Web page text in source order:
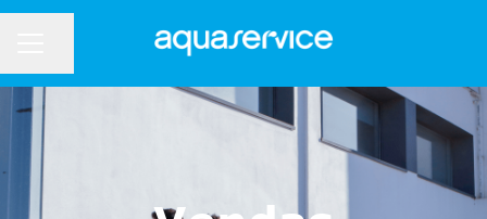
Menu de carreiras
Partilhar página